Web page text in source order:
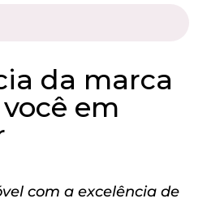
da marca
em
com a excelência de